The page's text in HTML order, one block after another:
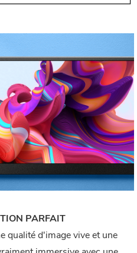
PARFAIT
qualité d'image vive et une